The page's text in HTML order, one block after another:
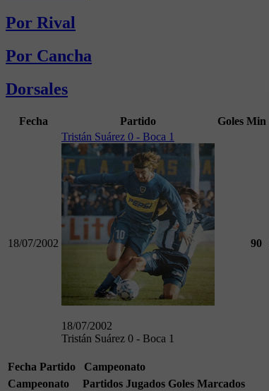
Por Rival
Por Cancha
Dorsales
Fecha Partido Goles Min
18/07/2002
Tristán Suárez 0 - Boca 1
18/07/2002
Tristán Suárez 0 - Boca 1
90
Fecha Partido
Campeonato
Campeonato
Partidos Jugados Goles Marcados